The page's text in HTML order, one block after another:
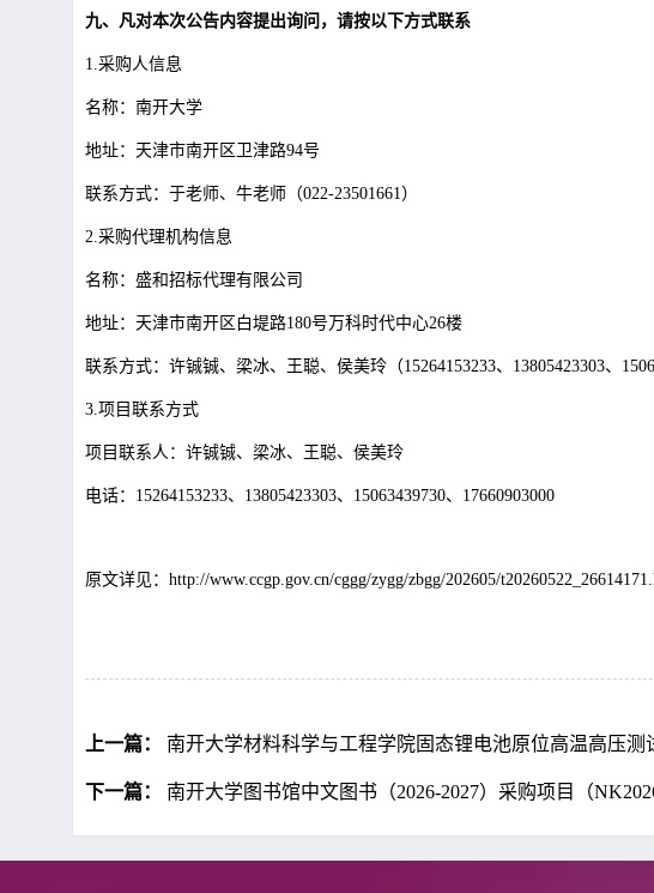
九、凡对本次公告内容提出询问，请按以下方式联系
1.采购人信息
名称：南开大学
地址：天津市南开区卫津路94号
联系方式：于老师、牛老师（022-23501661）
2.采购代理机构信息
名称：盛和招标代理有限公司
地址：天津市南开区白堤路180号万科时代中心26楼
联系方式：许铖铖、梁冰、王聪、侯美玲（15264153233、13805423303、
3.项目联系方式
项目联系人：许铖铖、梁冰、王聪、侯美玲
电话： 15264153233、13805423303、15063439730、17660903000
原文详见：http://www.ccgp.gov.cn/cggg/zygg/zbgg/202605/
上一篇： 南开大学材料科学与工程学院固态锂电池原位高温高压测
下一篇： 南开大学图书馆中文图书（2026-2027）采购项目（